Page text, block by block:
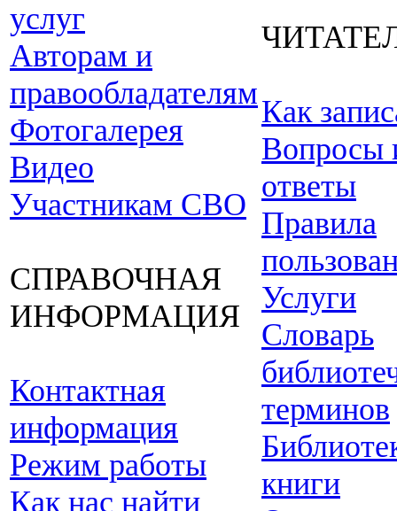
услуг
Авторам и
правообладателям
Фотогалерея
Видео
Участникам СВО
СПРАВОЧНАЯ
ИНФОРМАЦИЯ
Контактная
информация
Режим работы
Как нас найти
Как
Вопросы
ответы
Правила
Услуги
Словарь
терминов
книги